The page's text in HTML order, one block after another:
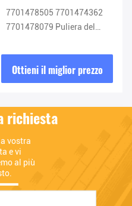
7701478505 7701474362
7701478079 Puliera del
per Renault Clio
Ottieni il miglior prezzo
richiesta
vostra
e vi
al più